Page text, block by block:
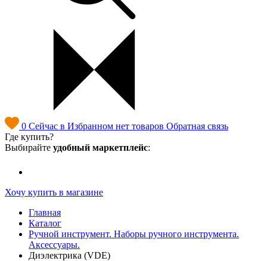
0 Сейчас в Избранном нет товаров Обратная связь
Где купить?
Выбирайте удобный маркетплейс:
Хочу купить в магазине
Главная
Каталог
Ручной инструмент. Наборы ручного инструмента.
Аксессуары.
Диэлектрика (VDE)